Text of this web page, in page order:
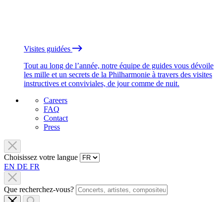
Visites guidées
Tout au long de l’année, notre équipe de guides vous dévoile
les mille et un secrets de la Philharmonie à travers des visites
instructives et conviviales, de jour comme de nuit.
Careers
FAQ
Contact
Press
Choisissez votre langue
EN DE FR
Que recherchez-vous?